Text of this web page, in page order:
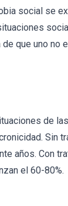
social se
que uno no
de
Sin
años. Con
el 60-80%.